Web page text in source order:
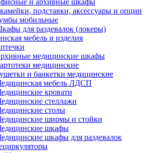
и архивные шкафы
подставки, аксессуары и опции
мобильные
для раздевалок (локеры)
мебель и изделия
медицинские шкафы
медицинские
и банкетки медицинские
мебель ЛДСП
кровати
стеллажи
столы
ширмы и стойки
шкафы
шкафы для раздевалок